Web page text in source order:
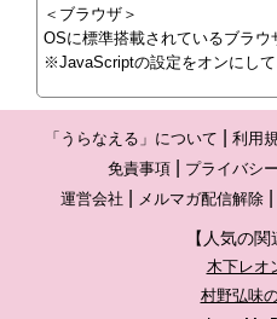
＜ブラウザ＞
OSに標準搭載されているブラウ
※JavaScriptの設定をオンにして
「うらなえる」について 利用
免責事項
プライバシ
運営会社
メルマガ配信解除
【人気の関
木下レオ
村野弘味